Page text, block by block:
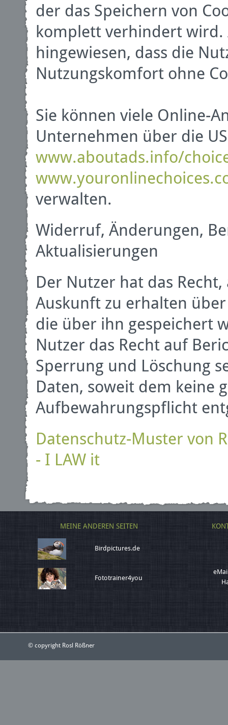
der das Speichern von
komplett verhindert
hingewiesen, dass die
Nutzungskomfort ohne
Sie können viele Online-
Unternehmen über die
www.aboutads.info/
verwalten.
Widerruf, Änderungen,
Aktualisierungen
Der Nutzer hat das
Auskunft zu erhalten
die über ihn gespeichert
Nutzer das Recht auf
Sperrung und Löschung
Daten, soweit dem keine
Aufbewahrungspflicht
Datenschutz-Muster von
- I LAW it
MEINE ANDEREN SEITEN
Birdpictures.de
Fototrainer4you
© copyright Rosl Rößner